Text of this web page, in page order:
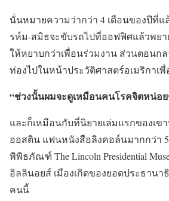
นั่นหมายความว่ากว่า 4 เดือนของปีที่
รห์ม-สมิธจะขับรถไปที่ออฟฟิศแล้วพย
ให้หยาบกว่าเพื่อนร่วมงาน ส่วนตอนกล
ท่องไปในหน้าประวัติศาสตร์อเมริกาเ
“ช่วงนั้นผมจะดูเหมือนคนโรคจิตหน่อย
และก็เหมือนกับที่นิยายเล่มแรกของเข
ออสติน แฟนหนังสือลิงคอล์นมากกว่า
พิพิธภัณฑ์ The Lincoln Presidential
อิลลินอยส์ เมืองเกิดของยอดประธาน
คนนี้